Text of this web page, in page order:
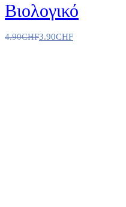
Βιολογικό
4.90CHF3.90CHF